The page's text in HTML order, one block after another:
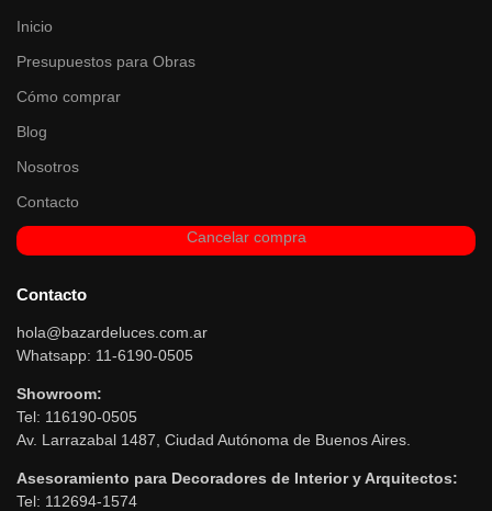
Inicio
Presupuestos para Obras
Cómo comprar
Blog
Nosotros
Contacto
Cancelar compra
Contacto
hola@bazardeluces.com.ar
Whatsapp: 11-6190-0505
Showroom:
Tel: 116190-0505
Av. Larrazabal 1487, Ciudad Autónoma de Buenos Aires.
Asesoramiento para Decoradores de Interior y Arquitectos:
Tel: 112694-1574